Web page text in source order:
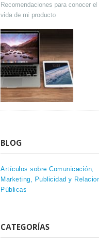
Recomendaciones para conocer
vida de mi producto
BLOG
Artículos sobre Comunicación,
Marketing, Publicidad y
Públicas
CATEGORÍAS